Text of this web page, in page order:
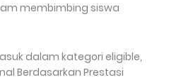
membimbing siswa
dalam kategori eligible,
Berdasarkan Prestasi